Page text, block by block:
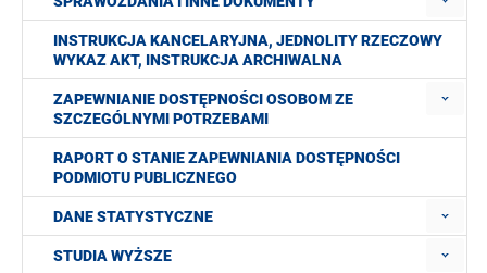
INSTRUKCJA KANCELARYJNA, JEDNOLITY RZECZOWY
WYKAZ AKT, INSTRUKCJA ARCHIWALNA
ZAPEWNIANIE DOSTĘPNOŚCI OSOBOM ZE
SZCZEGÓLNYMI POTRZEBAMI
RAPORT O STANIE ZAPEWNIANIA DOSTĘPNOŚCI
PODMIOTU PUBLICZNEGO
DANE STATYSTYCZNE
STUDIA WYŻSZE